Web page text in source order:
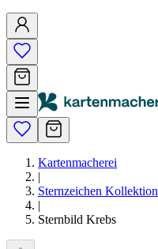
Kartenmacherei
|
Sternzeichen Kollektion
|
Sternbild Krebs